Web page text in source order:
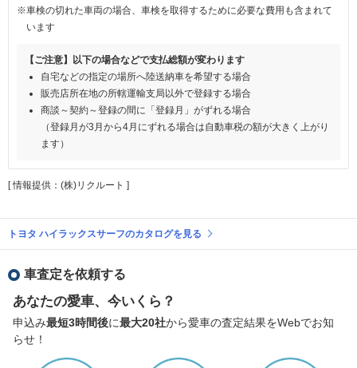
※車検の切れた車両の場合、車検を取得するために必要な費用も含まれて
います
【ご注意】以下の場合などで支払総額が変わります
自宅などの指定の場所へ陸送納車を希望する場合
販売店所在地の所轄運輸支局以外で登録する場合
商談～契約～登録の間に「登録月」がずれる場合
（登録月が3月から4月にずれる場合は自動車税の額が大きく上がり
ます）
[ 情報提供：(株)リクルート ]
トヨタ ハイラックスサーフのカタログを見る
車査定を依頼する
あなたの愛車、今いくら？
申込み最短3時間後に最大20社から愛車の査定結果をWebでお知
らせ！